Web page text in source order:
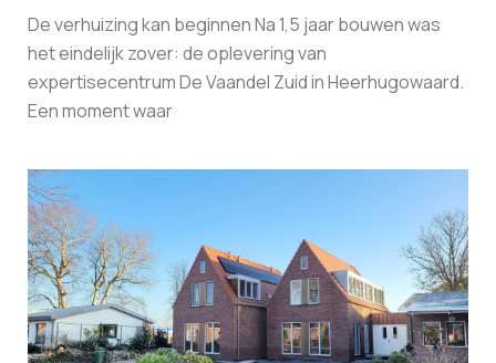
De verhuizing kan beginnen Na 1,5 jaar bouwen was
het eindelijk zover: de oplevering van
expertisecentrum De Vaandel Zuid in Heerhugowaard.
Een moment waar